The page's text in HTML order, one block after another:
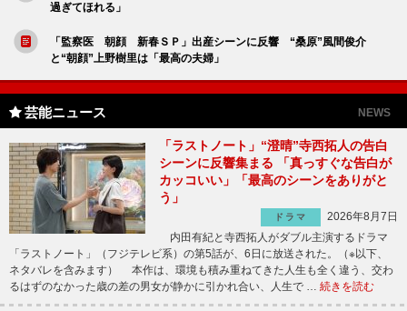
過ぎてほれる」
「監察医 朝顔 新春ＳＰ」出産シーンに反響 “桑原”風間俊介
と“朝顔”上野樹里は「最高の夫婦」
芸能ニュース NEWS
「ラストノート」“澄晴”寺西拓人の告白
シーンに反響集まる 「真っすぐな告白が
カッコいい」「最高のシーンをありがと
う」
ドラマ
2026年8月7日
内田有紀と寺西拓人がダブル主演するドラマ
「ラストノート」（フジテレビ系）の第5話が、6日に放送された。（※以下、
ネタバレを含みます） 本作は、環境も積み重ねてきた人生も全く違う、交わ
るはずのなかった歳の差の男女が静かに引かれ合い、人生で … 続きを読む